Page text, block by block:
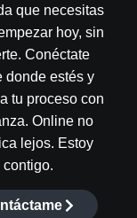
que necesitas
hoy, sin
Conéctate
donde estés y
tu proceso con
Online no
lejos. Estoy
contigo.